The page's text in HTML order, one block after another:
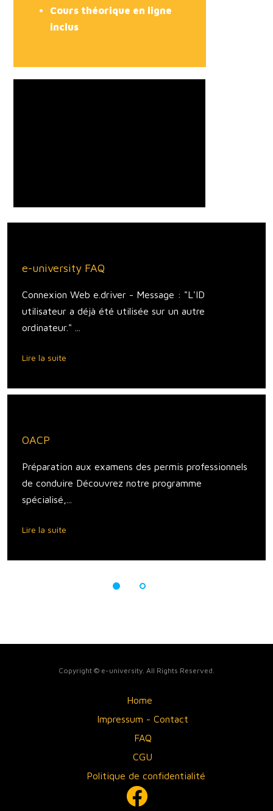
Cours théorique en ligne
inclus
e-university FAQ
Connexion Web e.driver - Message : "L'ID
utilisateur a déjà été utilisée sur un autre
ordinateur." ...
Lire la suite
OACP
Préparation aux examens des permis professionnels
de conduire Découvrez notre programme
spécialisé,...
Lire la suite
Copyright © e-university. All Rights Reserved.
Home
Impressum - Contact
FAQ
CGU
Politique de confidentialité